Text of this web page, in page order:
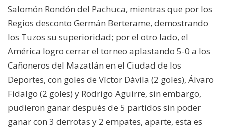
Salomón Rondón del Pachuca, mientras que por los
Regios desconto Germán Berterame, demostrando
los Tuzos su superioridad; por el otro lado, el
América logro cerrar el torneo aplastando 5-0 a los
Cañoneros del Mazatlán en el Ciudad de los
Deportes, con goles de Víctor Dávila (2 goles), Álvaro
Fidalgo (2 goles) y Rodrigo Aguirre, sin embargo,
pudieron ganar después de 5 partidos sin poder
ganar con 3 derrotas y 2 empates, aparte, esta es